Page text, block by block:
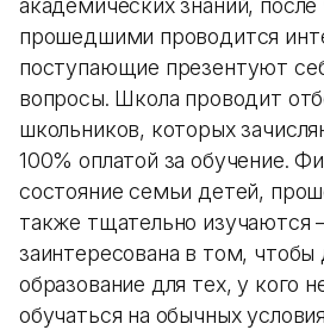
академических знаний, после
прошедшими проводится
поступающие презентуют
вопросы. Школа проводит
школьников, которых
100% оплатой за обучение.
состояние семьи детей,
также тщательно изучаются
заинтересована в том, чтобы
образование для тех, у кого
обучаться на обычных